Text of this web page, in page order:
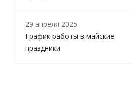
29 апреля 2025
График работы в майские
праздники